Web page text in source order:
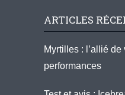
ARTICLES
Myrtilles : l’allié
performances